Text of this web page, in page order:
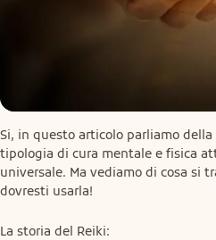
Si, in questo articolo parliamo
tipologia di cura mentale e fisica
universale. Ma vediamo di cosa si
dovresti usarla!
La storia del Reiki: